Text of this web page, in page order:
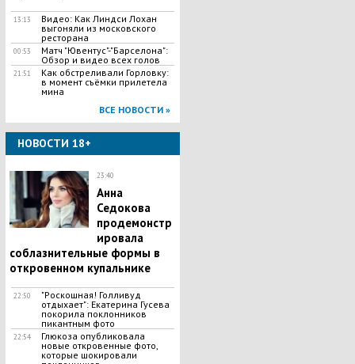
13:13
Видео: Как Линдси Лохан
выгоняли из московского
ресторана
00:53
Матч "Ювентус"-"Барселона":
Обзор и видео всех голов
21:51
Как обстреливали Горловку:
в момент съёмки прилетела
мина
ВСЕ НОВОСТИ »
НОВОСТИ 18+
23:40
Анна
Седокова
продемонстр
ировала
соблазнительные формы в
откровенном купальнике
22:50
"Роскошная! Голливуд
отдыхает": Екатерина Гусева
покорила поклонников
пикантным фото
22:54
Глюкоза опубликовала
новые откровенные фото,
которые шокировали